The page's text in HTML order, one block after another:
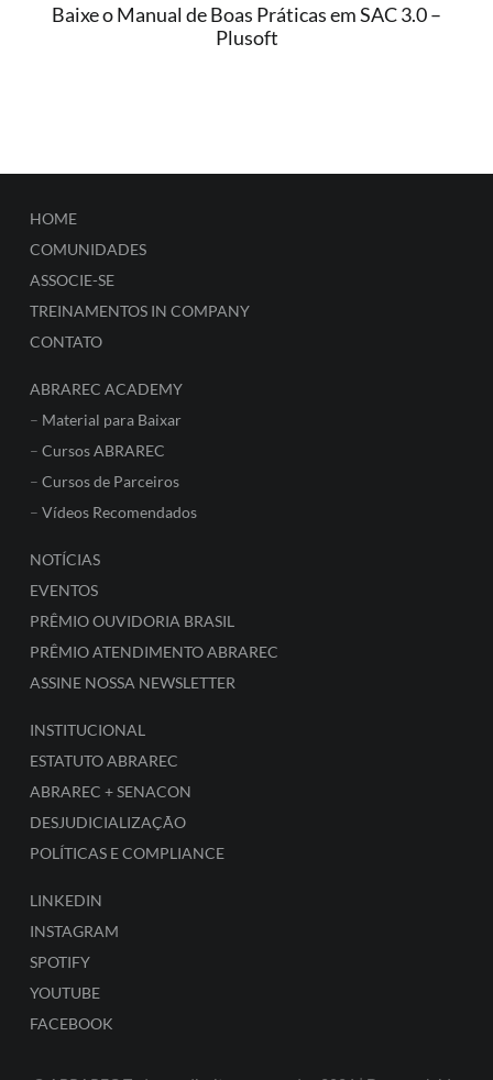
Baixe o Manual de Boas Práticas em SAC 3.0 –
Plusoft
HOME
COMUNIDADES
ASSOCIE-SE
TREINAMENTOS IN COMPANY
CONTATO
ABRAREC ACADEMY
– Material para Baixar
– Cursos ABRAREC
– Cursos de Parceiros
– Vídeos Recomendados
NOTÍCIAS
EVENTOS
PRÊMIO OUVIDORIA BRASIL
PRÊMIO ATENDIMENTO ABRAREC
ASSINE NOSSA NEWSLETTER
INSTITUCIONAL
ESTATUTO ABRAREC
ABRAREC + SENACON
DESJUDICIALIZAÇÃO
POLÍTICAS E COMPLIANCE
LINKEDIN
INSTAGRAM
SPOTIFY
YOUTUBE
FACEBOOK